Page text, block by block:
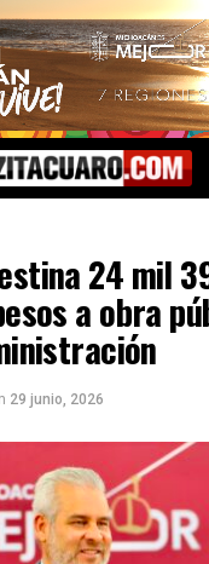
24 mil
a obra
29 junio, 2026